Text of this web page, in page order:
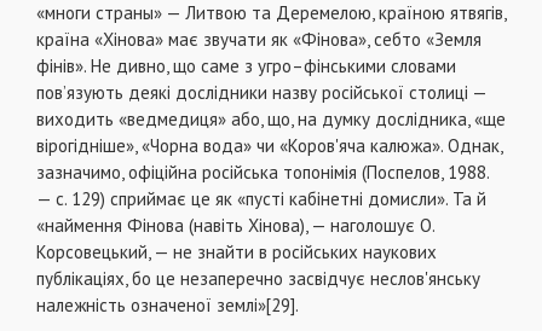
«многи страны» — Литвою та Деремелою, країною ятвягів,
країна «Хінова» має звучати як «Фінова», себто «Земля
фінів». Не дивно, що саме з угро–фінськими словами
пов’язують деякі дослідники назву російської столиці —
виходить «ведмедиця» або, що, на думку дослідника, «ще
вірогідніше», «Чорна вода» чи «Коров'яча калюжа». Однак,
зазначимо, офіційна російська топонімія (Поспелов, 1988.
— с. 129) сприймає це як «пусті кабінетні домисли». Та й
«наймення Фінова (навіть Хінова), — наголошує О.
Корсовецький, — не знайти в російських наукових
публікаціях, бо це незаперечно засвідчує неслов'янську
належність означеної землі»[29].